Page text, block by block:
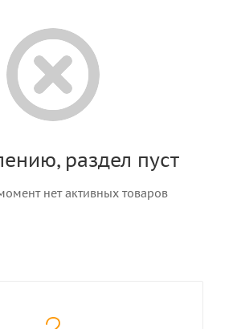
раздел пуст
нет активных товаров